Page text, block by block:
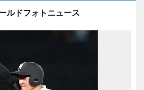
ルドフォトニュース